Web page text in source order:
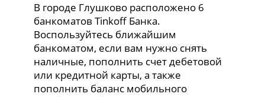
В городе Глушково расположено 6
банкоматов Tinkoff Банка.
Воспользуйтесь ближайшим
банкоматом, если вам нужно снять
наличные, пополнить счет дебетовой
или кредитной карты, а также
пополнить баланс мобильного